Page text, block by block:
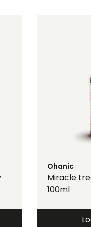
Ohanic
Miracle
100ml